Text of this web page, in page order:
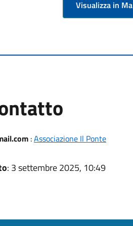
Visualizza in
:Associazione Il Ponte
: 3 settembre 2025, 10:49